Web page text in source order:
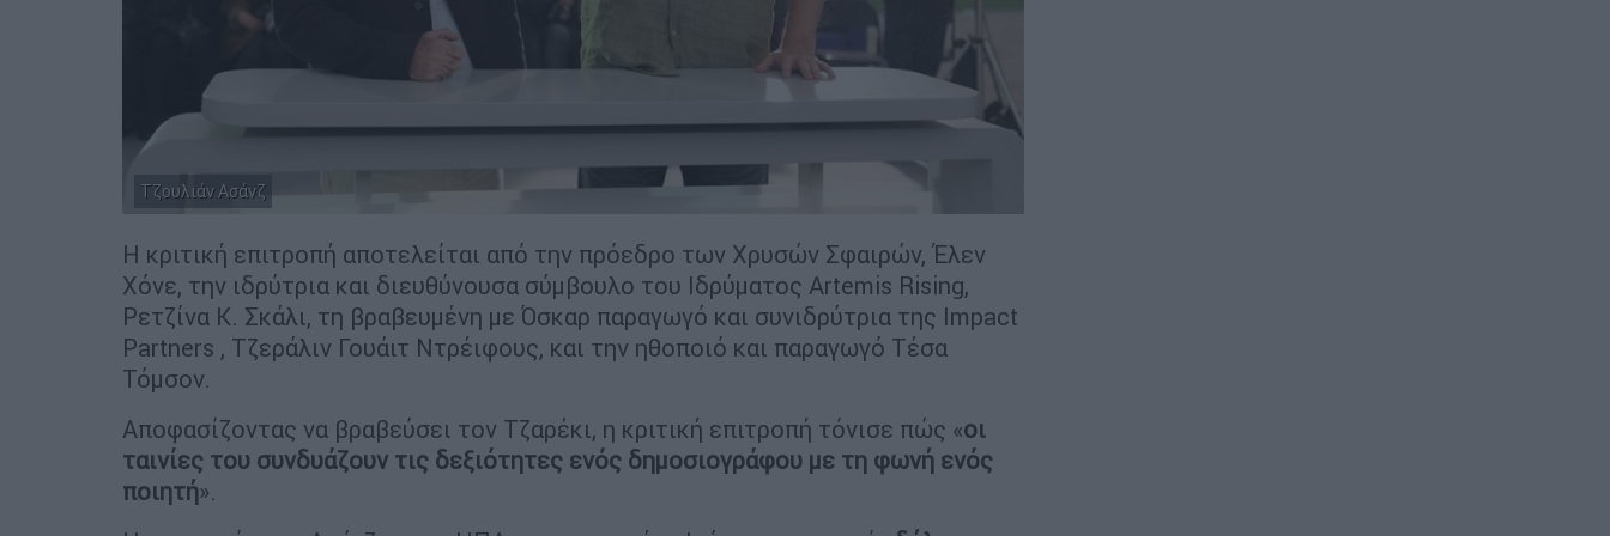
Τζουλιάν Ασάνζ
Η κριτική επιτροπή αποτελείται από την πρόεδρο των Χρυσών Σφαιρών, Έλεν
Χόνε, την ιδρύτρια και διευθύνουσα σύμβουλο του Ιδρύματος Artemis Rising,
Ρετζίνα Κ. Σκάλι, τη βραβευμένη με Όσκαρ παραγωγό και συνιδρύτρια της Impact
Partners , Τζεράλιν Γουάιτ Ντρέιφους, και την ηθοποιό και παραγωγό Τέσα
Τόμσον.
Αποφασίζοντας να βραβεύσει τον Τζαρέκι, η κριτική επιτροπή τόνισε πώς «οι
ταινίες του συνδυάζουν τις δεξιότητες ενός δημοσιογράφου με τη φωνή ενός
ποιητή».